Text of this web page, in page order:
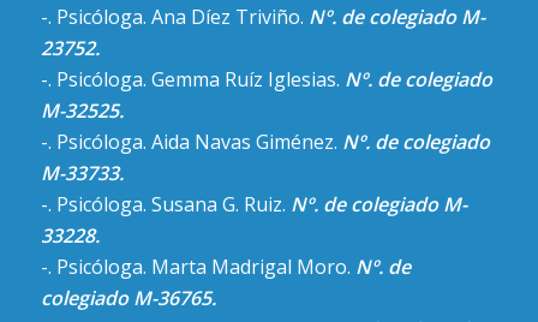
-. Psicóloga. Ana Díez Triviño. Nº. de colegiado M-
23752.
-. Psicóloga. Gemma Ruíz Iglesias. Nº. de colegiado
M-32525.
-. Psicóloga. Aida Navas Giménez. Nº. de colegiado
M-33733.
-. Psicóloga. Susana G. Ruiz. Nº. de colegiado M-
33228.
-. Psicóloga. Marta Madrigal Moro. Nº. de
colegiado M-36765.